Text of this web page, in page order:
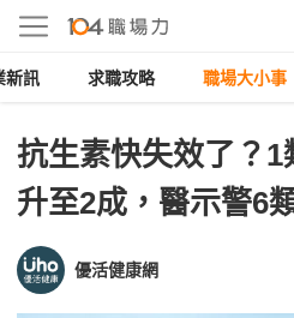
新訊 求職攻略 職場大小事
抗生素快失效了？
升至2成，醫示警6
優活健康網